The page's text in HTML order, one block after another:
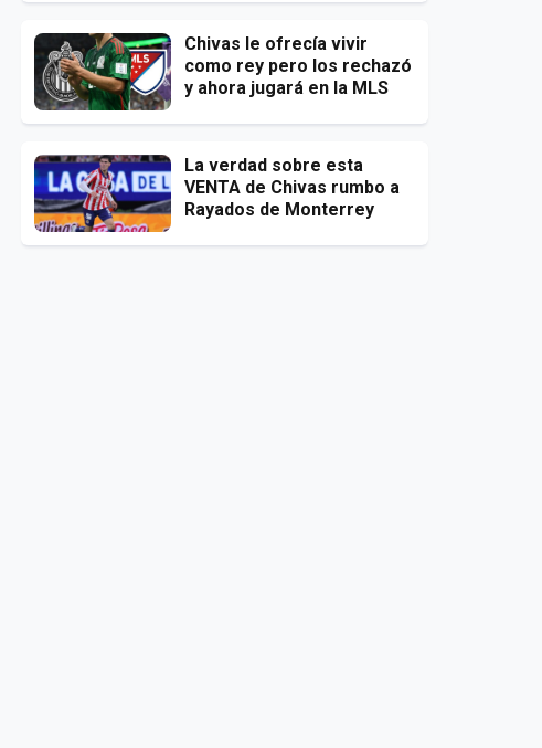
Chivas le ofrecía vivir
como rey pero los rechazó
y ahora jugará en la MLS
La verdad sobre esta
VENTA de Chivas rumbo a
Rayados de Monterrey